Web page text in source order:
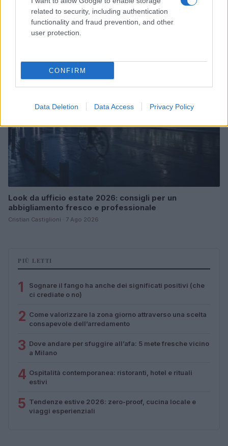
related to security, including authentication
functionality and fraud prevention, and other
user protection.
CONFIRM
Data Deletion Data Access Privacy Policy
Le nuove Havaianas Kitten Heel debuttano a
Copenhagen: un mix di comfort e stile
Matteo Pellegrino · 7 Ago 2026
Look da ufficio estate 2026: consigli per un
abbigliamento fresco e professionale
Cristian Castiglioni · 7 Ago 2026
PIÙ LETTI
1
Sognare il fango ha anche dei significati positivi (che
ci crediate o no)
2 Come valorizzare la zona giorno attraverso una scelta
consapevole dell’arredamento
3 Dove andare per sfuggire all’afa: 5 mete fresche vicino
a Milano
4 Ospitalità contemporanea: ristoranti, hotel e rituali
estivi
5 Tendenze estive 2026: zero-proof, cucina locale e
viaggi esperienziali